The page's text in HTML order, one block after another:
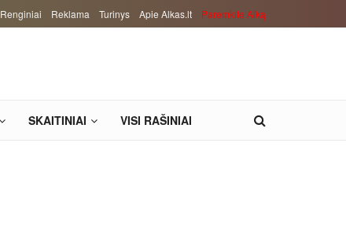
Renginiai Reklama Turinys Apie Alkas.lt Paremkite Alką
SKAITINIAI VISI RAŠINIAI